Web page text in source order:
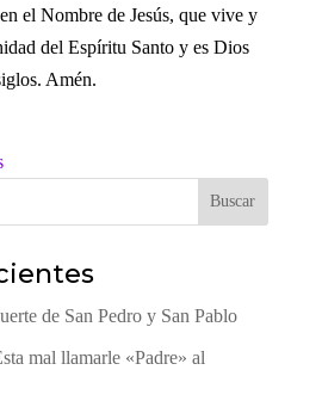
el Nombre de Jesús, que vive y
del Espíritu Santo y es Dios
Amén.
Buscar
de San Pedro y San Pablo
mal llamarle «Padre» al